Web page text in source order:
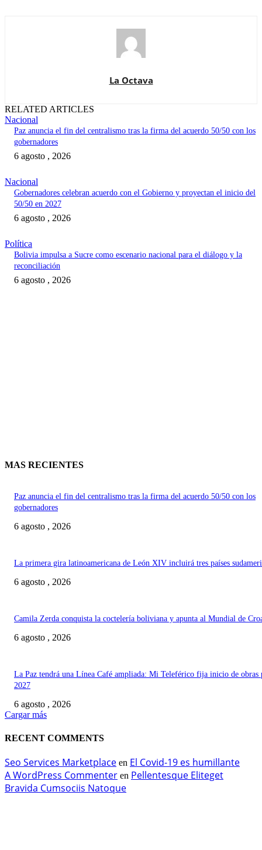
La Octava
RELATED ARTICLES
Nacional
Paz anuncia el fin del centralismo tras la firma del acuerdo 50/50 con los
gobernadores
6 agosto , 2026
Nacional
Gobernadores celebran acuerdo con el Gobierno y proyectan el inicio del
50/50 en 2027
6 agosto , 2026
Política
Bolivia impulsa a Sucre como escenario nacional para el diálogo y la
reconciliación
6 agosto , 2026
MAS RECIENTES
Paz anuncia el fin del centralismo tras la firma del acuerdo 50/50 con los
gobernadores
6 agosto , 2026
La primera gira latinoamericana de León XIV incluirá tres países
6 agosto , 2026
Camila Zerda conquista la coctelería boliviana y apunta al Mundial de
6 agosto , 2026
La Paz tendrá una Línea Café ampliada: Mi Teleférico fija inicio de obras
2027
6 agosto , 2026
Cargar más
RECENT COMMENTS
Seo Services Marketplace en El Covid-19 es humillante
A WordPress Commenter en Pellentesque Eliteget
Bravida Cumsociis Natoque